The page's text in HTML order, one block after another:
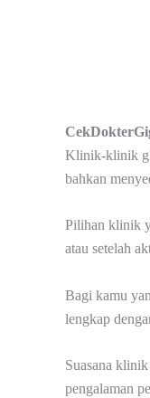
Klinik-klinik
bahkan
Pilihan klinik
atau setelah
Bagi kamu
lengkap
Suasana
pengalaman